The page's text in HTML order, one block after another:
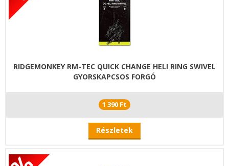
RIDGEMONKEY RM-TEC QUICK CHANGE HELI RING SWIVEL
GYORSKAPCSOS FORGÓ
1 390 Ft
Részletek